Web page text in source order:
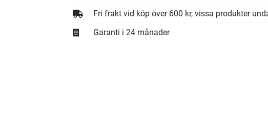
Fri frakt vid köp över 600 kr, vissa produkter
Garanti i 24 månader